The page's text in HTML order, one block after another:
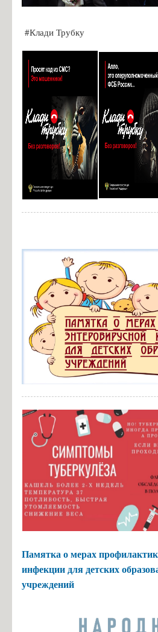
#Клади Трубку
Памятка о мерах
инфекции для детских
учреждений